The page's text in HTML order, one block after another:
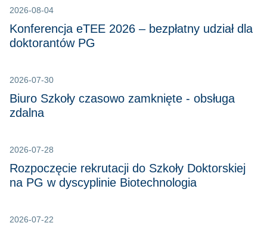
2026-08-04
Konferencja eTEE 2026 – bezpłatny udział dla
doktorantów PG
2026-07-30
Biuro Szkoły czasowo zamknięte - obsługa
zdalna
2026-07-28
Rozpoczęcie rekrutacji do Szkoły Doktorskiej
na PG w dyscyplinie Biotechnologia
2026-07-22